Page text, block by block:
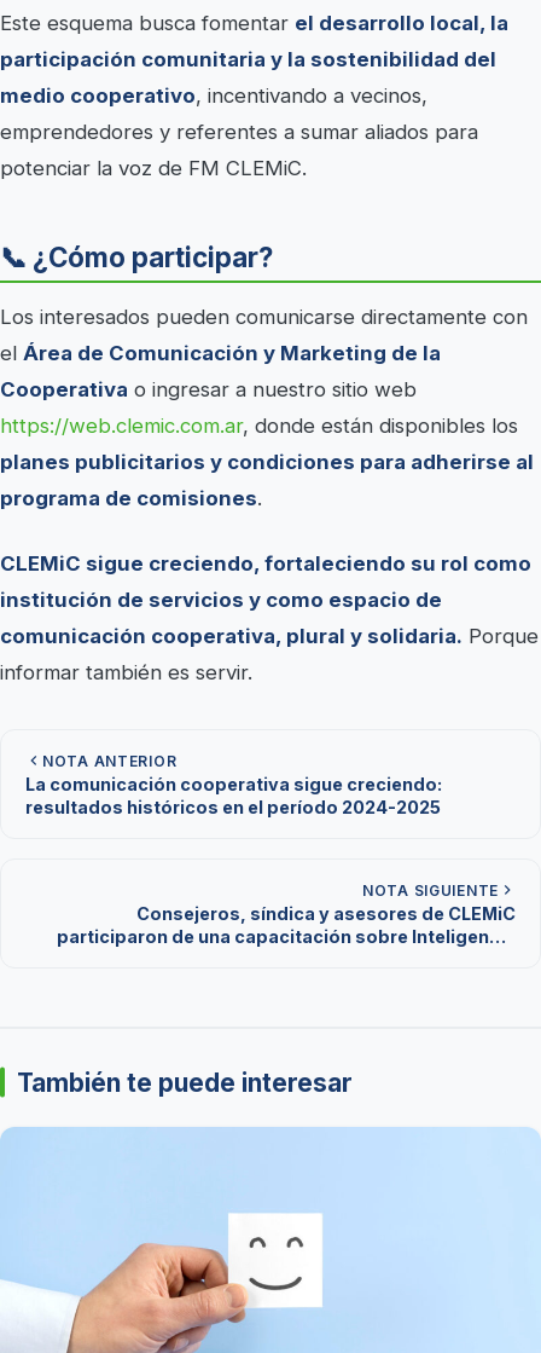
Este esquema busca fomentar el desarrollo local, la
participación comunitaria y la sostenibilidad del
medio cooperativo, incentivando a vecinos,
emprendedores y referentes a sumar aliados para
potenciar la voz de FM CLEMiC.
📞 ¿Cómo participar?
Los interesados pueden comunicarse directamente con
el Área de Comunicación y Marketing de la
Cooperativa o ingresar a nuestro sitio web
https://web.clemic.com.ar, donde están disponibles los
planes publicitarios y condiciones para adherirse al
programa de comisiones.
CLEMiC sigue creciendo, fortaleciendo su rol como
institución de servicios y como espacio de
comunicación cooperativa, plural y solidaria. Porque
informar también es servir.
NOTA ANTERIOR
La comunicación cooperativa sigue creciendo:
resultados históricos en el período 2024-2025
NOTA SIGUIENTE
Consejeros, síndica y asesores de CLEMiC
participaron de una capacitación sobre Inteligencia
También te puede interesar